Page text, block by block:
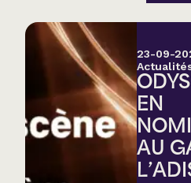
23-09-
EN
AU